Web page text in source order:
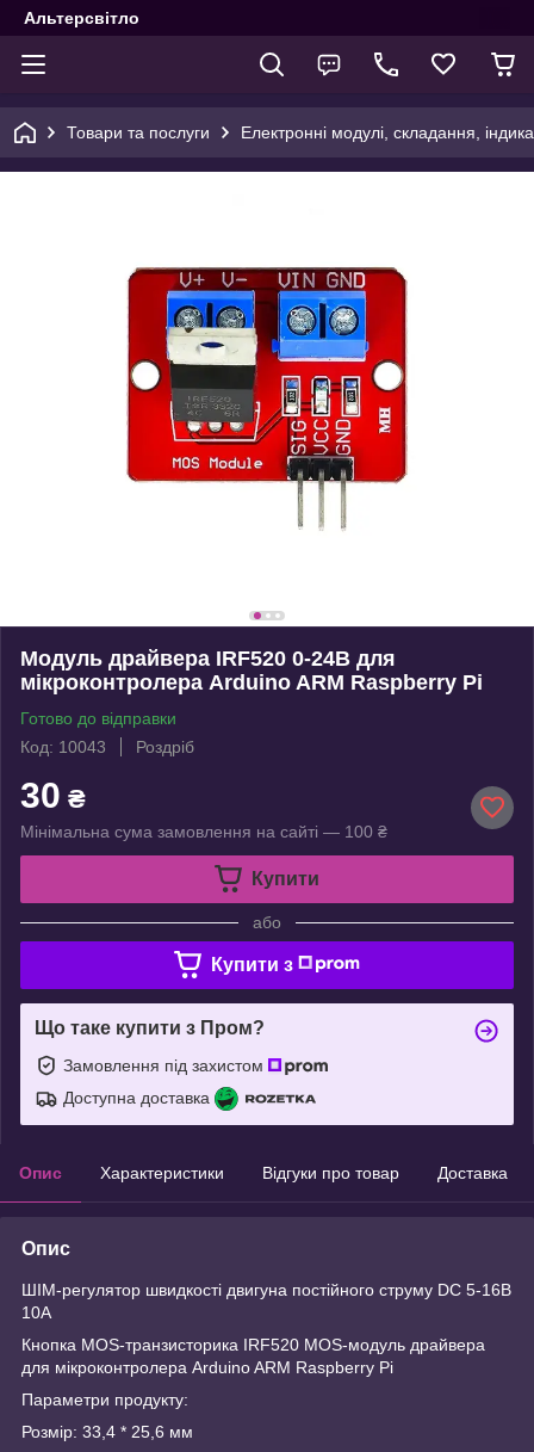
Альтерсвітло
Товари та послуги Електронні модулі, складання,
Модуль драйвера IRF520 0-24В для
мікроконтролера Arduino ARM Raspberry Pi
Готово до відправки
Код: 10043
Роздріб
30 ₴
Мінімальна сума замовлення на сайті — 100 ₴
Купити
або
Купити з
Що таке купити з Пром?
Замовлення під захистом
Доступна доставка
Опис Характеристики Відгуки про товар Доставка
Опис
ШІМ-регулятор швидкості двигуна постійного струму DC 5-16В
10A
Кнопка МОS-транзисторика IRF520 МОS-модуль драйвера
для мікроконтролера Arduino ARM Raspberry Pi
Параметри продукту:
Розмір: 33,4 * 25,6 мм